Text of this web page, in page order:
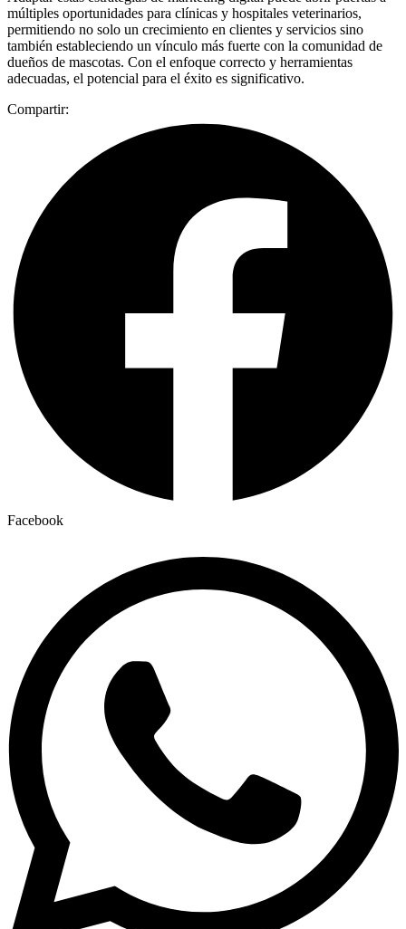
múltiples oportunidades para clínicas y hospitales veterinarios,
permitiendo no solo un crecimiento en clientes y servicios sino
también estableciendo un vínculo más fuerte con la comunidad de
dueños de mascotas. Con el enfoque correcto y herramientas
adecuadas, el potencial para el éxito es significativo.
Compartir:
Facebook